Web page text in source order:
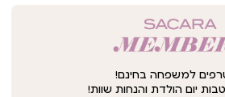
למשפחה בחינם!
יום הולדת והנחות שוות!